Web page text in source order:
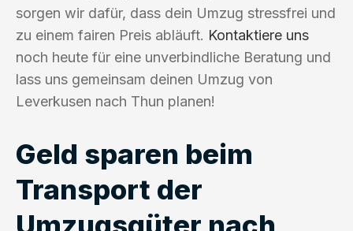
sorgen wir dafür, dass dein Umzug stressfrei und
zu einem fairen Preis abläuft. Kontaktiere uns
noch heute für eine unverbindliche Beratung und
lass uns gemeinsam deinen Umzug von
Leverkusen nach Thun planen!
Geld sparen beim
Transport der